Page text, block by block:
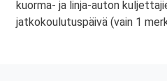
kuorma- ja linja-auton
jatkokoulutuspäivä (vain 1